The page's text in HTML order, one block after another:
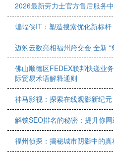
2026最新劳力士官方售后服务
蝙蝠侠IT：塑造搜索优化新标杆
迈豹云数亮相福州跨交会 全新
佛山顺德区FEDEX联邦快递业
际贸易术语解释通则
神马影视：探索在线观影新纪
解锁SEO排名的秘密：提升你
福州侦探：揭秘城市阴影中的